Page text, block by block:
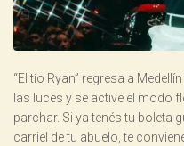
“El tío Ryan” regresa a
las luces y se active el modo
parchar. Si ya tenés tu boleta
carriel de tu abuelo, te